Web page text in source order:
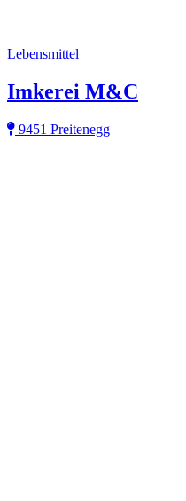
Lebensmittel
Imkerei M&C
9451 Preitenegg